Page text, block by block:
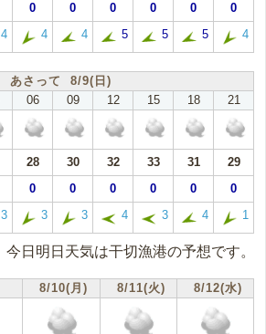
0 0 0 0 0 0
4 4 4 5 5 5 4
あさって 8/9(日)
06 09 12 15 18 21
28 30 32 33 31
29
0 0 0 0 0 0
3 3 3 4 3 4 1
今日明日天気は干切漁港の予想です。
8/10(月) 8/11(火) 8/12(水)